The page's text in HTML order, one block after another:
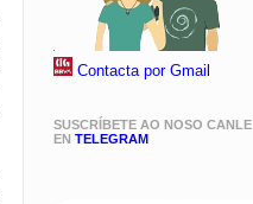
Contacta por Gmail
SUSCRÍBETE AO NOSO CANLE
EN TELEGRAM